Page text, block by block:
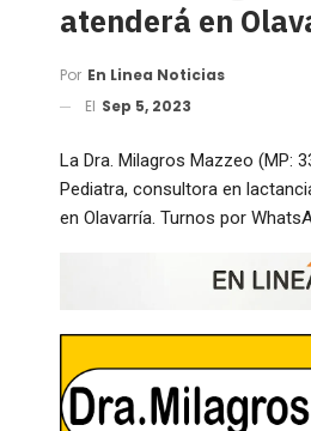
atenderá en
Por En Linea Noticias
El Sep 5, 2023
La Dra. Milagros Mazzeo (MP:
Pediatra, consultora en
en Olavarría. Turnos por